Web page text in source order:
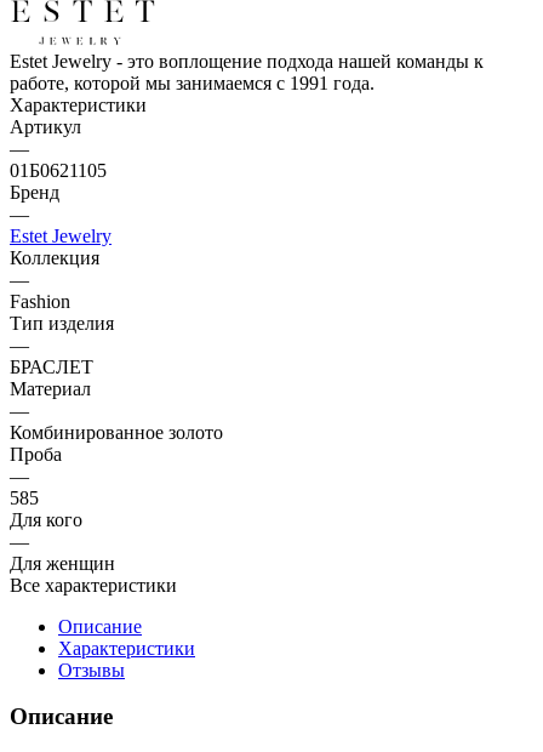
Estet Jewelry - это воплощение подхода нашей команды к
работе, которой мы занимаемся с 1991 года.
Характеристики
Артикул
—
01Б0621105
Бренд
—
Estet Jewelry
Коллекция
—
Fashion
Тип изделия
—
БРАСЛЕТ
Материал
—
Комбинированное золото
Проба
—
585
Для кого
—
Для женщин
Все характеристики
Описание
Характеристики
Отзывы
Описание